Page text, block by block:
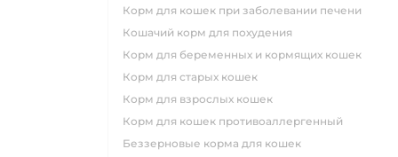
корм для кошек при заболевании печени
кошачий корм для похудения
корм для беременных и кормящих кошек
корм для старых кошек
корм для взрослых кошек
корм для кошек противоаллергенный
беззерновые корма для кошек